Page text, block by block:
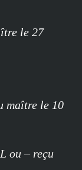
le 27
maître le 10
ou – reçu